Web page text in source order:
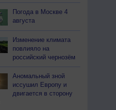
Погода в Москве 4
августа
Изменение климата
повлияло на
российский чернозём
Аномальный зной
иссушил Европу и
двигается в сторону